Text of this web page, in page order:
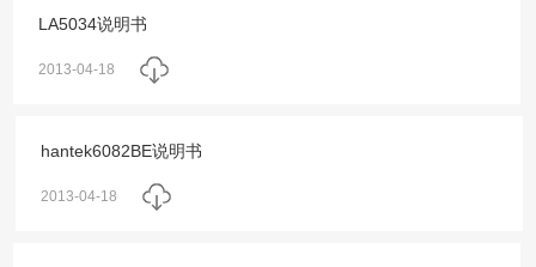
LA5034说明书
2013-04-18
hantek6082BE说明书
2013-04-18